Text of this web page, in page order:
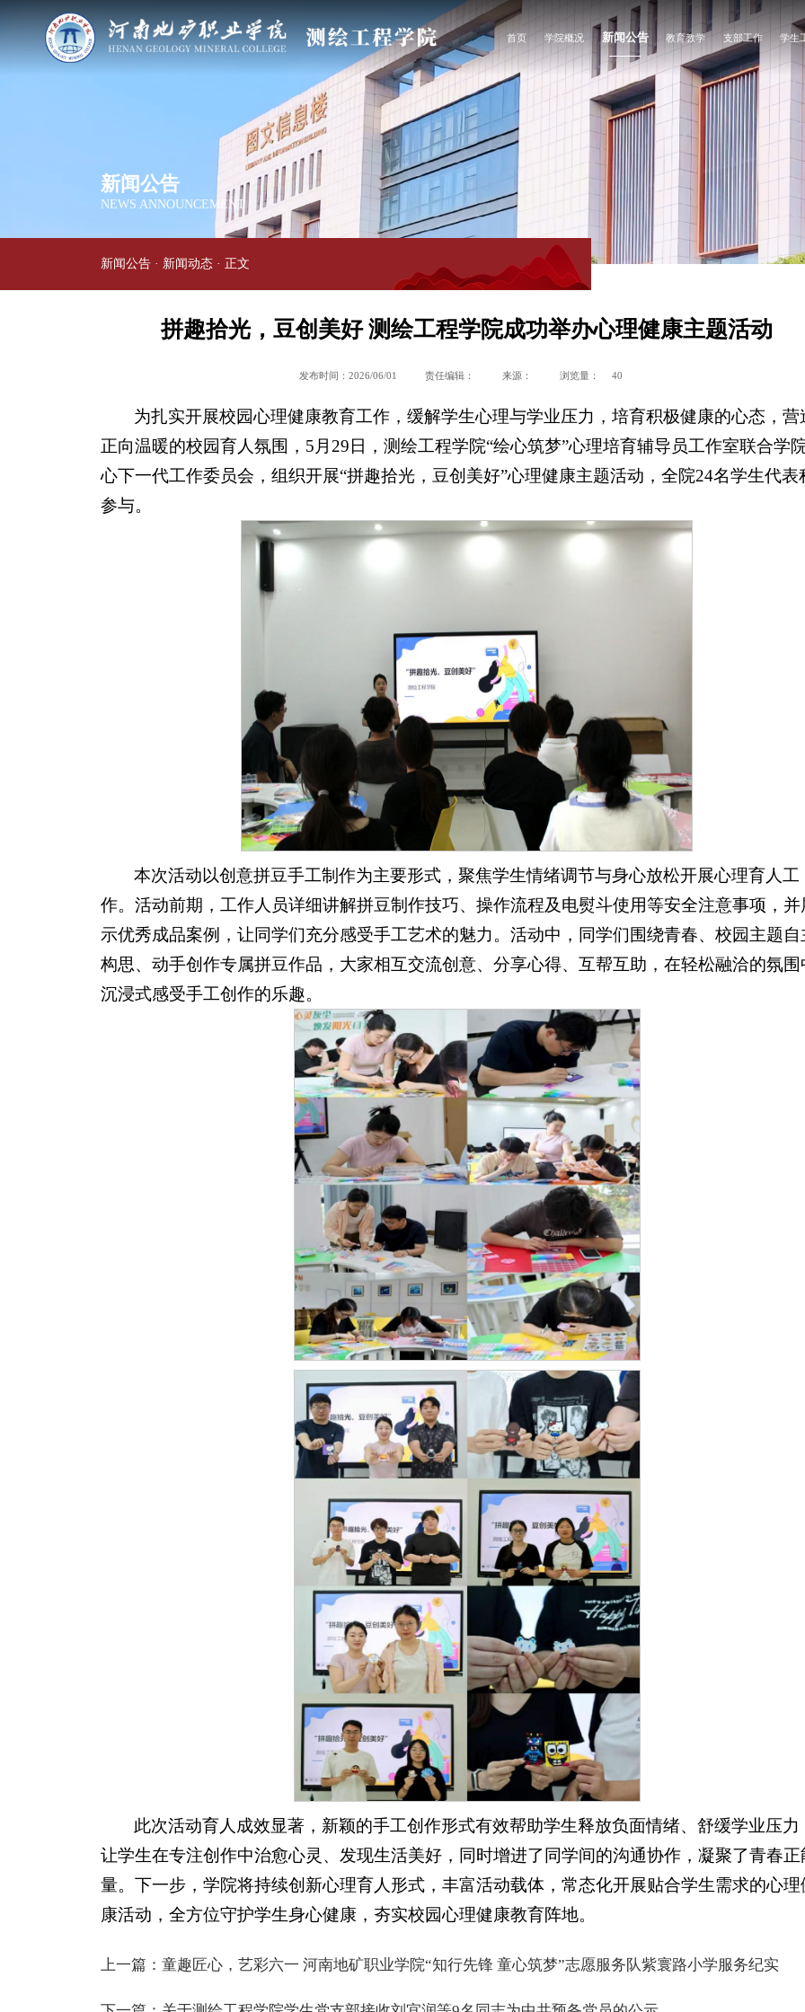
首页 学院概况 新闻公告
新闻动态
通知公告
教育教学
专业介绍
教学管理
支部工作
支部动态
主题教育
学生
党团
学生
新闻公告
NEWS ANNOUNCEMENT
新闻公告 · 新闻动态 · 正文
拼趣拾光，豆创美好 测绘工程学院成功举办心理健康主题活动
发布时间：2026/06/01 责任编辑： 来源： 浏览量： 40
为扎实开展校园心理健康教育工作，缓解学生心理与学业压力，培育积极健康的心态，营
正向温暖的校园育人氛围，5月29日，测绘工程学院“绘心筑梦”心理培育辅导员工作室联合学
心下一代工作委员会，组织开展“拼趣拾光，豆创美好”心理健康主题活动，全院24名学生代表
参与。
本次活动以创意拼豆手工制作为主要形式，聚焦学生情绪调节与身心放松开展心理育人工
作。活动前期，工作人员详细讲解拼豆制作技巧、操作流程及电熨斗使用等安全注意事项，并
示优秀成品案例，让同学们充分感受手工艺术的魅力。活动中，同学们围绕青春、校园主题自
构思、动手创作专属拼豆作品，大家相互交流创意、分享心得、互帮互助，在轻松融洽的氛围
沉浸式感受手工创作的乐趣。
此次活动育人成效显著，新颖的手工创作形式有效帮助学生释放负面情绪、舒缓学业压力
让学生在专注创作中治愈心灵、发现生活美好，同时增进了同学间的沟通协作，凝聚了青春正
量。下一步，学院将持续创新心理育人形式，丰富活动载体，常态化开展贴合学生需求的心理
康活动，全方位守护学生身心健康，夯实校园心理健康教育阵地。
上一篇： 童趣匠心，艺彩六一 河南地矿职业学院“知行先锋 童心筑梦”志愿服务队紫寰路小学服务纪实